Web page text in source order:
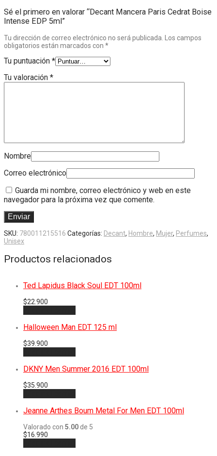
Sé el primero en valorar “Decant Mancera Paris Cedrat Boise
Intense EDP 5ml”
Tu dirección de correo electrónico no será publicada. Los campos
obligatorios están marcados con *
Tu puntuación *
Tu valoración *
Nombre
Correo electrónico
Guarda mi nombre, correo electrónico y web en este
navegador para la próxima vez que comente.
SKU: 780011215516 Categorías: Decant, Hombre, Mujer, Perfumes,
Unisex
Productos relacionados
Ted Lapidus Black Soul EDT 100ml
$22.900
Halloween Man EDT 125 ml
$39.900
DKNY Men Summer 2016 EDT 100ml
$35.900
Jeanne Arthes Boum Metal For Men EDT 100ml
Valorado con 5.00 de 5
$16.990